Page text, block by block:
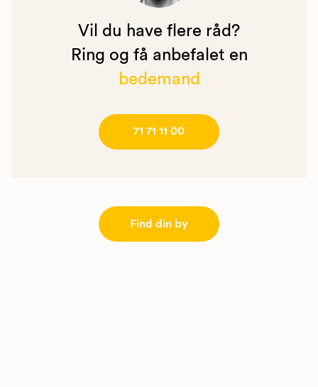
Vil du have flere råd?
Ring og få anbefalet en
bedemand
71 71 11 00
Find din by